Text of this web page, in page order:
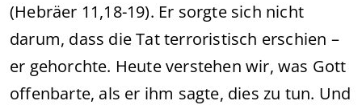
(Hebräer 11,18-19). Er sorgte sich nicht
darum, dass die Tat terroristisch erschien –
er gehorchte. Heute verstehen wir, was Gott
offenbarte, als er ihm sagte, dies zu tun. Und